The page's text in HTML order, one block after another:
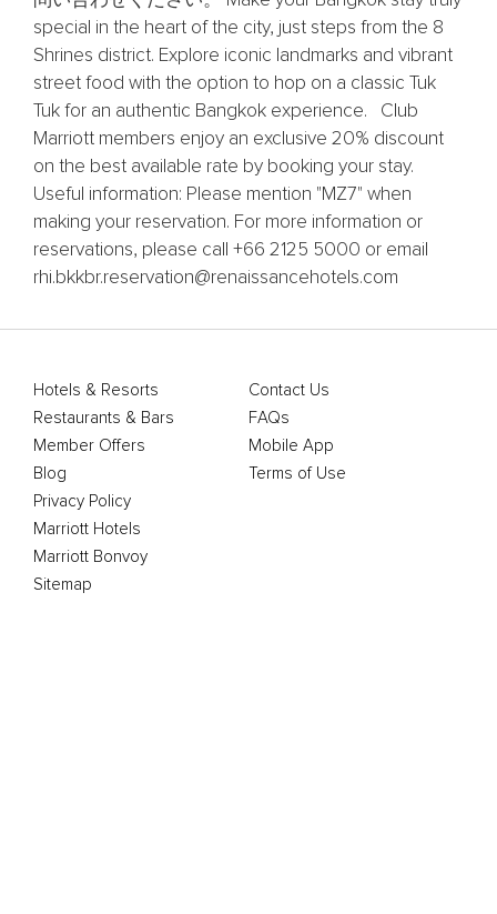
special in the heart of the city, just steps from the 8
Shrines district. Explore iconic landmarks and vibrant
street food with the option to hop on a classic Tuk
Tuk for an authentic Bangkok experience. Club
Marriott members enjoy an exclusive 20% discount
on the best available rate by booking your stay.
Useful information: Please mention "MZ7" when
making your reservation. For more information or
reservations, please call +66 2125 5000 or email
rhi.bkkbr.reservation@renaissancehotels.com
Hotels & Resorts
Restaurants & Bars
Member Offers
Blog
Contact Us
FAQs
Mobile App
Terms of Use
Privacy Policy
Marriott Hotels
Marriott Bonvoy
Sitemap